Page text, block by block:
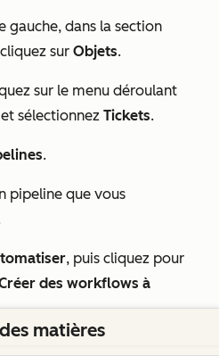
gauche, dans la section
sur Objets.
sur le menu déroulant
et sélectionnez Tickets.
.
pipeline que vous
, puis cliquez pour
des workflows à
matières